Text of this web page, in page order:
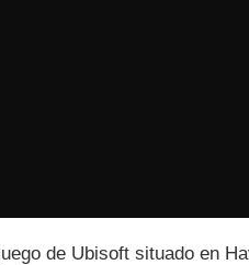
de Ubisoft situado en